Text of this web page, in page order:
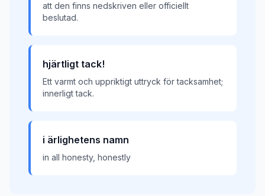
att den finns nedskriven eller officiellt
beslutad.
hjärtligt tack!
Ett varmt och uppriktigt uttryck för tacksamhet;
innerligt tack.
i ärlighetens namn
in all honesty, honestly